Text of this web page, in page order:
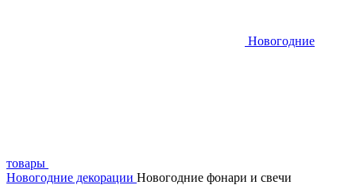
Новогодние
товары
Новогодние декорации Новогодние фонари и свечи